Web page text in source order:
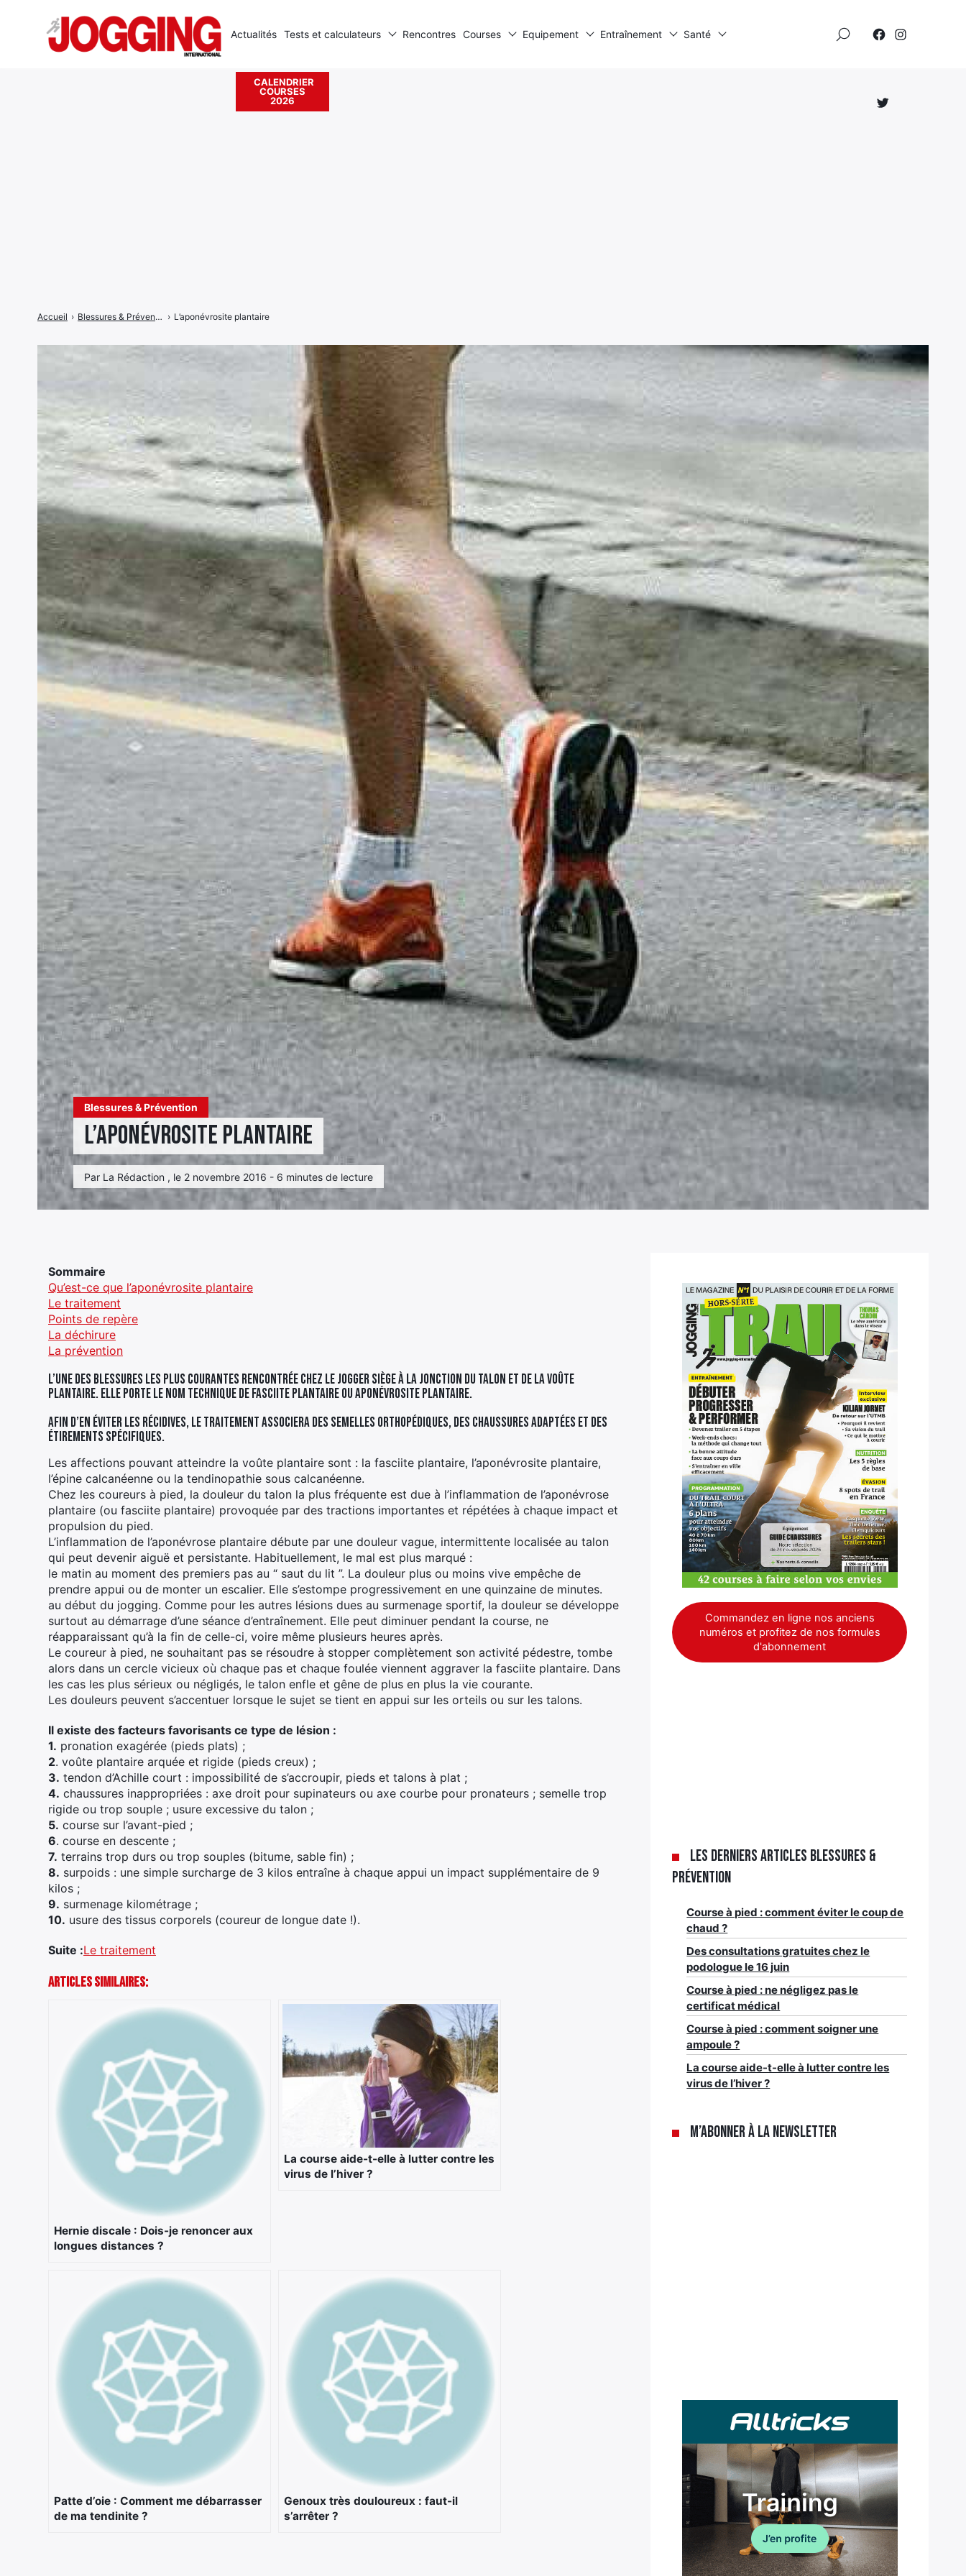
Blessures & Prévention
L’aponévrosite plantaire
Par La Rédaction , le 2 novembre 2016 - 6 minutes de lecture
Accueil › Blessures & Prévention › L’aponévrosite plantaire
Sommaire
Qu’est-ce que l’aponévrosite plantaire
Le traitement
Points de repère
La déchirure
La prévention
L’une des blessures les plus courantes rencontrée chez le jogger siège à la jonction du talon et de la voûte
plantaire. Elle porte le nom technique de fasciite plantaire ou aponévrosite plantaire.
Afin d’en éviter les récidives, le traitement associera des semelles orthopédiques, des chaussures adaptées et des
étirements spécifiques.
Les affections pouvant atteindre la voûte plantaire sont : la fasciite plantaire, l’aponévrosite plantaire,
l’épine calcanéenne ou la tendinopathie sous calcanéenne.
Chez les coureurs à pied, la douleur du talon la plus fréquente est due à l’inflammation de l’aponévrose
plantaire (ou fasciite plantaire) provoquée par des tractions importantes et répétées à chaque impact et
propulsion du pied.
L’inflammation de l’aponévrose plantaire débute par une douleur vague, intermittente localisée au talon
qui peut devenir aiguë et persistante. Habituellement, le mal est plus marqué :
le matin au moment des premiers pas au “ saut du lit ”. La douleur plus ou moins vive empêche de
prendre appui ou de monter un escalier. Elle s’estompe progressivement en une quinzaine de minutes.
au début du jogging. Comme pour les autres lésions dues au surmenage sportif, la douleur se développe
surtout au démarrage d’une séance d’entraînement. Elle peut diminuer pendant la course, ne
réapparaissant qu’à la fin de celle-ci, voire même plusieurs heures après.
Le coureur à pied, ne souhaitant pas se résoudre à stopper complètement son activité pédestre, tombe
alors dans un cercle vicieux où chaque pas et chaque foulée viennent aggraver la fasciite plantaire. Dans
les cas les plus sérieux ou négligés, le talon enfle et gêne de plus en plus la vie courante.
Les douleurs peuvent s’accentuer lorsque le sujet se tient en appui sur les orteils ou sur les talons.
Il existe des facteurs favorisants ce type de lésion :
1. pronation exagérée (pieds plats) ;
2. voûte plantaire arquée et rigide (pieds creux) ;
3. tendon d’Achille court : impossibilité de s’accroupir, pieds et talons à plat ;
4. chaussures inappropriées : axe droit pour supinateurs ou axe courbe pour pronateurs ; semelle trop
rigide ou trop souple ; usure excessive du talon ;
5. course sur l’avant-pied ;
6. course en descente ;
7. terrains trop durs ou trop souples (bitume, sable fin) ;
8. surpoids : une simple surcharge de 3 kilos entraîne à chaque appui un impact supplémentaire de 9
kilos ;
9. surmenage kilométrage ;
10. usure des tissus corporels (coureur de longue date !).
Suite :Le traitement
Articles Similaires:
Hernie discale : Dois-je renoncer aux
longues distances ?
La course aide-t-elle à lutter contre les
virus de l’hiver ?
Patte d’oie : Comment me débarrasser
de ma tendinite ?
Genoux très douloureux : faut-il
s’arrêter ?
Commandez en ligne nos anciens
numéros et profitez de nos formules
d'abonnement
Les derniers articles Blessures &
Prévention
Course à pied : comment éviter le coup de
chaud ?
Des consultations gratuites chez le
podologue le 16 juin
Course à pied : ne négligez pas le
certificat médical
Course à pied : comment soigner une
ampoule ?
La course aide-t-elle à lutter contre les
virus de l’hiver ?
M’abonner à la newsletter
Actualités Tests et calculateurs Rencontres Courses Equipement Entraînement Santé
CALENDRIER
COURSES
2026
Élément
Rechercher